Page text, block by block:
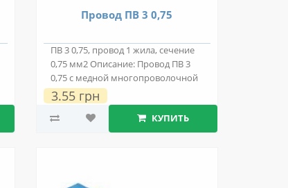
Провод ПВ 3 0,75
ПВ 3 0,75, провод 1 жила, сечение
0,75 мм2 Описание: Провод ПВ 3
0,75 с медной многопроволочной
токо..
3.55 грн
КУПИТЬ